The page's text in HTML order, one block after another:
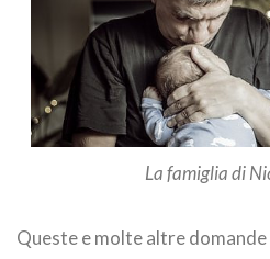
La famiglia di
Queste e molte altre